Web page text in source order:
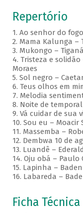
Repertório
1. Ao senhor do
2. Mama Kalunga –
3. Mukongo –
4. Tristeza e
Moraes
5. Sol negro –
6. Teus olhos em
7. Melodia
8. Noite de
9. Vá cuidar de sua
10. Sou eu – Moacir
11. Massemba –
12. Dembwa 10 de
13. Luandê –
14. Oju obá – Paulo
15. Lapinha –
16. Labareda –
Ficha Técnica